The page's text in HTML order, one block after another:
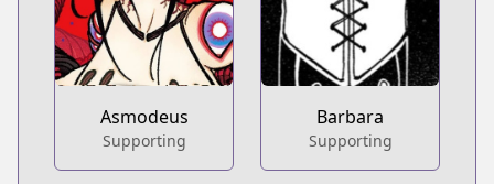
Asmodeus
Supporting
Barbara
Supporting